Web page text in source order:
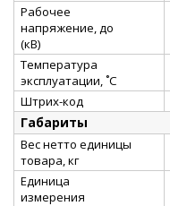
Рабочее
напряжение, до
(кВ)
Температура
эксплуатации, ˚С
Штрих-код
Габариты
Вес нетто единицы
товара, кг
Единица
измерения